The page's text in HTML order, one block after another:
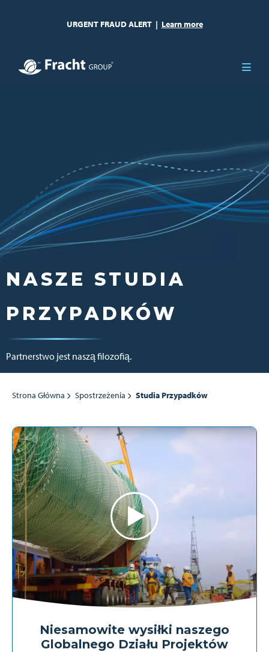
URGENT FRAUD ALERT | Learn more
NASZE STUDIA
PRZYPADKÓW
Partnerstwo jest naszą filozofią.
Strona Główna Spostrzeżenia Studia Przypadków
Niesamowite wysiłki naszego
Globalnego Działu Projektów